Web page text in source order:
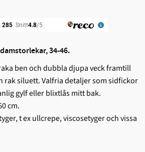
34-46.
ben och dubbla djupa veck framtill
rak siluett. Valfria detaljer som sidfickor
gylf eller blixtlås mitt bak.
cm.
t ex ullcrepe, viscosetyger och vissa